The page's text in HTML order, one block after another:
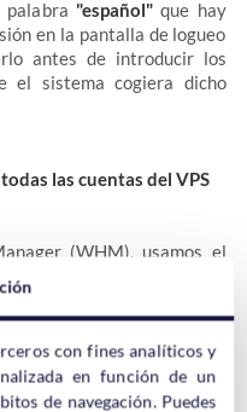
"español"que hay
en la pantalla de logueo
antes de introducir los
el sistema cogiera dicho
las cuentas del VPS
(WHM), usamos el
ver de forma más concisa
hay operativas en el
con fines analíticos y
en función de un
de navegación. Puedes